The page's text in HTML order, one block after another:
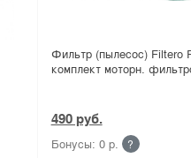
Фильтр (пылесос) Filtero
комплект моторн.
490 руб.
Бонусы: 0 р. ?